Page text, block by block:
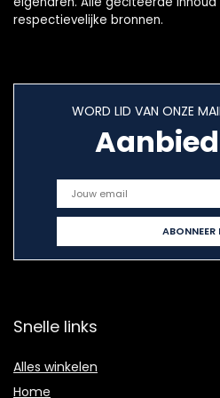
respectievelijke bronnen.
WORD LID VAN ONZE
Snelle links
Alles winkelen
Home